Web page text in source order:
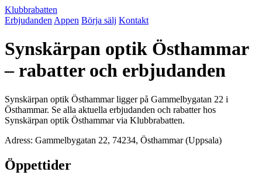
Klubbrabatten
Erbjudanden Appen Börja sälj Kontakt
Synskärpan optik Östhammar
– rabatter och erbjudanden
Synskärpan optik Östhammar ligger på Gammelbygatan 22 i
Östhammar. Se alla aktuella erbjudanden och rabatter hos
Synskärpan optik Östhammar via Klubbrabatten.
Adress: Gammelbygatan 22, 74234, Östhammar (Uppsala)
Öppettider